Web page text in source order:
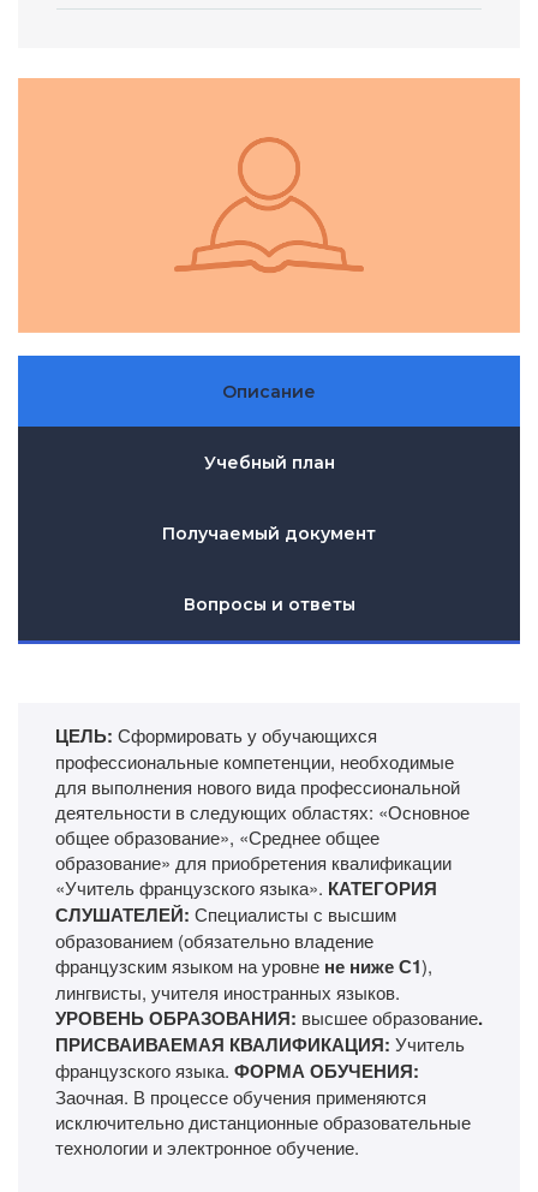
Описание
Учебный план
Получаемый документ
Вопросы и ответы
ЦЕЛЬ: Сформировать у обучающихся
профессиональные компетенции, необходимые
для выполнения нового вида профессиональной
деятельности в следующих областях: «Основное
общее образование», «Среднее общее
образование» для приобретения квалификации
«Учитель французского языка». КАТЕГОРИЯ
СЛУШАТЕЛЕЙ: Специалисты с высшим
образованием (обязательно владение
французским языком на уровне не ниже С1),
лингвисты, учителя иностранных языков.
УРОВЕНЬ ОБРАЗОВАНИЯ: высшее образование.
ПРИСВАИВАЕМАЯ КВАЛИФИКАЦИЯ: Учитель
французского языка. ФОРМА ОБУЧЕНИЯ:
Заочная. В процессе обучения применяются
исключительно дистанционные образовательные
технологии и электронное обучение.